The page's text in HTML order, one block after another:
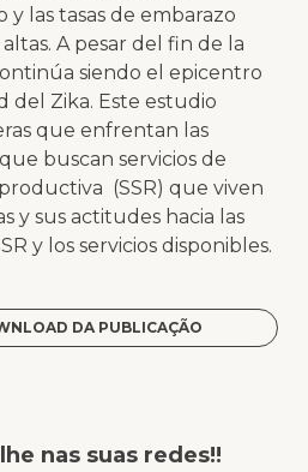
y las tasas de embarazo
A pesar del fin de la
siendo el epicentro
del Zika. Este estudio
que enfrentan las
buscan servicios de
(SSR) que viven
y sus actitudes hacia las
y los servicios disponibles.
DA PUBLICAÇÃO
nas suas redes!!